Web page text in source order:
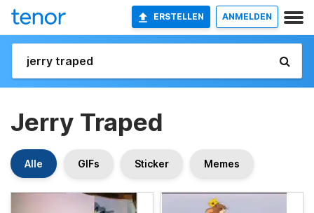
ERSTELLEN ANMELDEN
Jerry Traped
Alle GIFs Sticker Memes